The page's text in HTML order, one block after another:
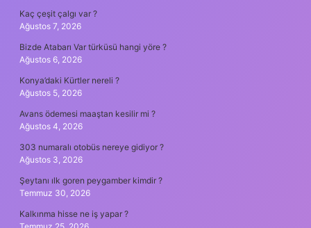
Kaç çeşit çalgı var ?
Ağustos 7, 2026
Bizde Atabarı Var türküsü hangi yöre ?
Ağustos 6, 2026
Konya’daki Kürtler nereli ?
Ağustos 5, 2026
Avans ödemesi maaştan kesilir mi ?
Ağustos 4, 2026
303 numaralı otobüs nereye gidiyor ?
Ağustos 3, 2026
Şeytanı ılk goren peygamber kimdir ?
Temmuz 30, 2026
Kalkınma hisse ne iş yapar ?